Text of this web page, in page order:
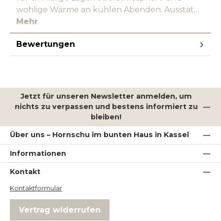
wohlige Wärme an kühlen Abenden. Ausstat…
Mehr
Bewertungen
Jetzt für unseren Newsletter anmelden, um
nichts zu verpassen und bestens informiert zu
bleiben!
Über uns – Hornschu im bunten Haus in Kassel
Informationen
Kontakt
Kontaktformular
Vertrag widerrufen